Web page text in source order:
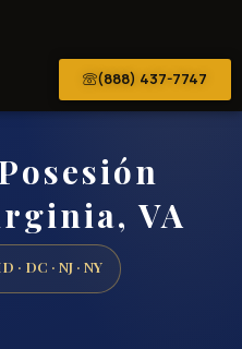
(888) 437-7747
VA
· DC · NJ · NY